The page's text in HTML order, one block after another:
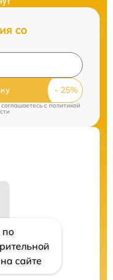
со
c политикой
по
сайте